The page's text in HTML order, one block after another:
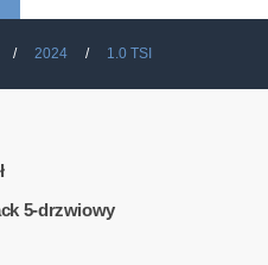
2024 1.0 TSI
5-drzwiowy